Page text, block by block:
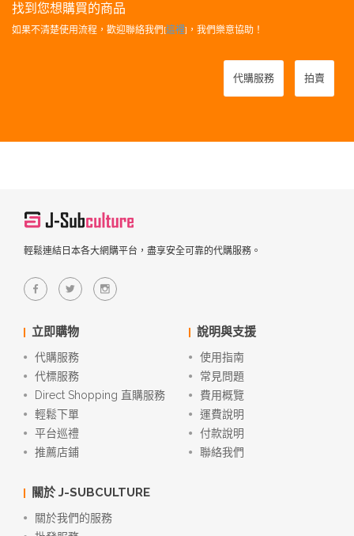
找到您想購買的商品
如果不清楚使用流程，歡迎聯絡我們[這裡]，我們樂意協助！
代購服務 拍賣
輕鬆連結日本各大網購平台，盡享安全可靠的代購服務。
立即購物
代購服務
代標服務
Direct Shopping 直購服務
輕鬆下單
平台巡禮
推薦店鋪
說明與支援
使用指南
常見問題
費用概覽
運費說明
付款說明
聯絡我們
關於 J-SUBCULTURE
關於我們的服務